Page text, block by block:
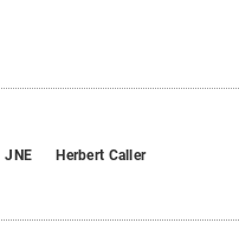
JNE
Herbert Caller